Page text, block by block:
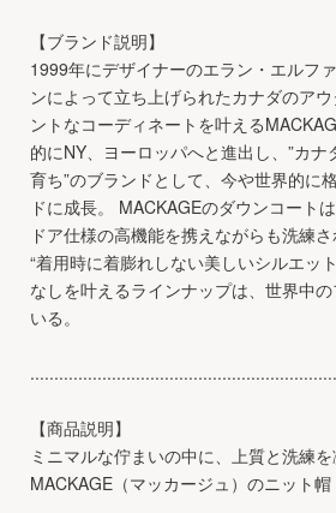
【ブランド説明】
1999年にデザイナーのエラン・エルフ
ンによって立ち上げられたカナダのア
ントなコーディネートを叶える
的にNY、ヨーロッパへと進出し、”カナ
育ち”のブランドとして、今や世界的に
ドに成長。 MACKAGEのダウンコート
ドア仕様の高機能を携えながらも洗練さ
“着用時に着膨れしない美しいシルエッ
なしを叶えるラインナップは、世界中
いる。
【商品説明】
ミニマルな佇まいの中に、上質と洗練
MACKAGE（マッカージュ）のニット帽